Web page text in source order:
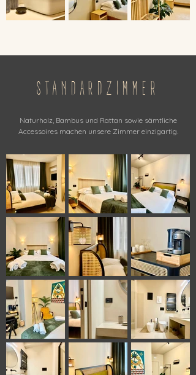
STANDARDZIMMER
Naturholz, Bambus und Rattan sowie sämtliche
Accessoires machen unsere Zimmer einzigartig.